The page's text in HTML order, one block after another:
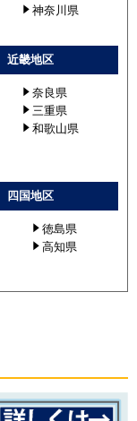
神奈川県
近畿地区
奈良県
三重県
和歌山県
四国地区
徳島県
高知県